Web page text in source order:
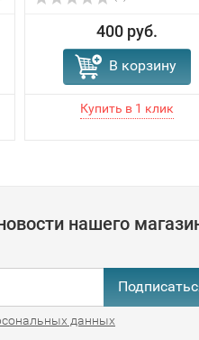
400 руб.
В корзину
нашего
данных